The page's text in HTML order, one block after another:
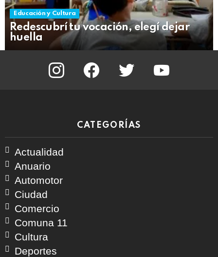
Educación y Cultura
Redescubrí tu vocación, elegí dejar
huella
instagram facebook twitter
CATEGORÍAS
Actualidad
Anuario
Automotor
Ciudad
Comercio
Comuna 11
Cultura
Deportes